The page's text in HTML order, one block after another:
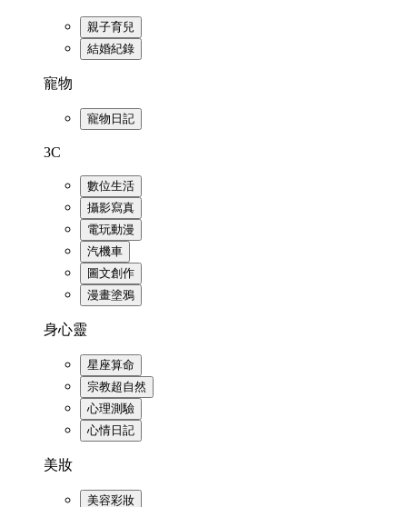
親子育兒
結婚紀錄
寵物
寵物日記
3C
數位生活
攝影寫真
電玩動漫
汽機車
圖文創作
漫畫塗鴉
身心靈
星座算命
宗教超自然
心理測驗
心情日記
美妝
美容彩妝